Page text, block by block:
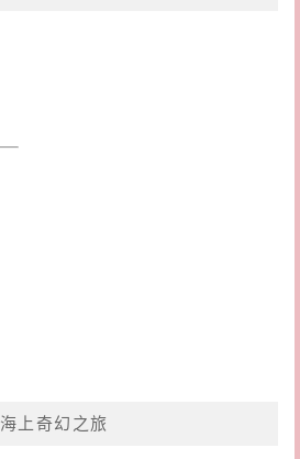
海上奇幻之旅